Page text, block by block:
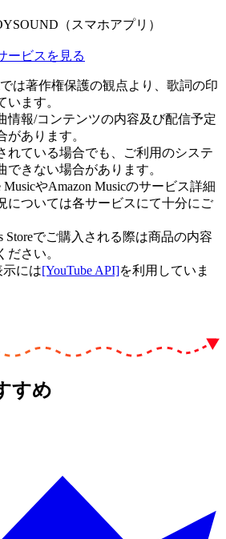
（スマホアプリ）
ービスを見る
は著作権保護の観点より、歌詞の印
います。
情報/コンテンツの内容及び配信予定
があります。
れている場合でも、ご利用のシステ
できない場合があります。
やAmazon Musicのサービス詳細
については各サービスにて十分にご
Storeでご購入される際は商品の内容
ださい。
示には[YouTube API]を利用していま
すめ